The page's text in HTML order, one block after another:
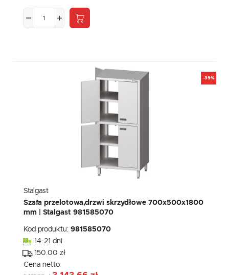
-39%
Stalgast
Szafa przelotowa,drzwi skrzydłowe 700x500x1800
mm | Stalgast 981585070
Kod produktu: 981585070
14-21 dni
150.00 zł
Cena netto: